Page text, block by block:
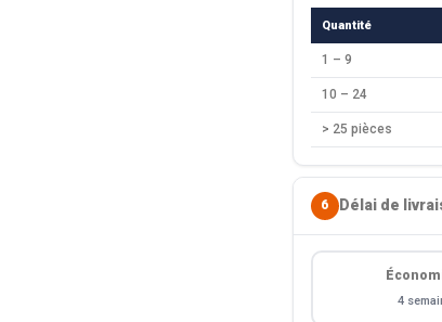
Quantité
1 – 9
10 – 24
> 25 pièces
6 Délai de
4